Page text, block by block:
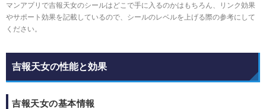
マンアプリで吉報天女のシールはどこで手に入るのかはもちろん、リンク効果
やサポート効果を記載しているので、シールのレベルを上げる際の参考にして
ください。
吉報天女の性能と効果
吉報天女の基本情報